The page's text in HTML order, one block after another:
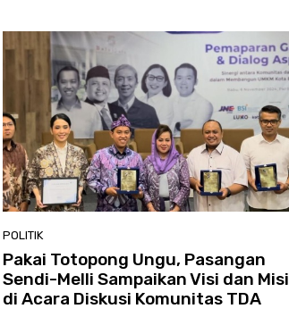
POLITIK
Pakai Totopong Ungu, Pasangan
Sendi-Melli Sampaikan Visi dan Misi
di Acara Diskusi Komunitas TDA